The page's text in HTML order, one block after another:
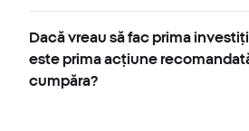
Dacă vreau să fac prima
este prima acțiune
cumpăra?